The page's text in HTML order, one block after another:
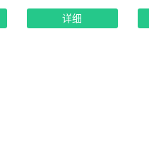
详细